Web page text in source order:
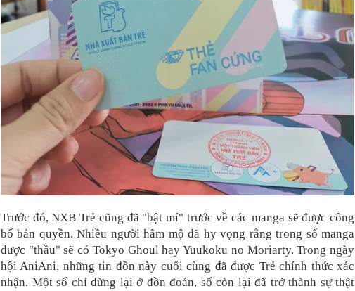
Trước đó, NXB Trẻ cũng đã "bật mí" trước về các manga sẽ được công
bố bản quyền. Nhiều người hâm mộ đã hy vọng rằng trong số manga
được "thầu" sẽ có Tokyo Ghoul hay Yuukoku no Moriarty. Trong ngày
hội AniAni, những tin đồn này cuối cùng đã được Trẻ chính thức xác
nhận. Một số chỉ dừng lại ở đồn đoán, số còn lại đã trở thành sự thật